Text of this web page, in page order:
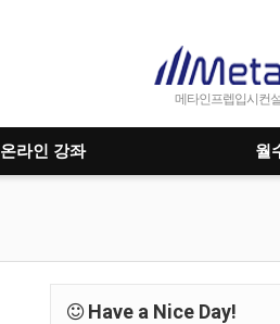
메타인프렙입시컨
온라인 강좌 월
Have a Nice Day!